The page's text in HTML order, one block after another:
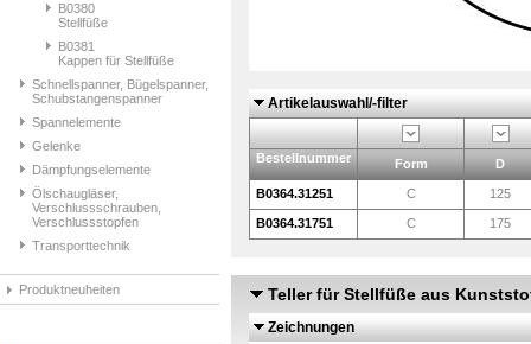
B0380
Stellfüße
B0381
Kappen für Stellfüße
Schnellspanner, Bügelspanner,
Schubstangenspanner
Spannelemente
Gelenke
Dämpfungselemente
Ölschaugläser,
Verschlussschrauben,
Verschlussstopfen
Transporttechnik
Produktneuheiten
Artikelauswahl/-filter
Bestellnummer Form D
B0364.31251 C 125
B0364.31751 C 175
Teller für Stellfüße aus
Zeichnungen